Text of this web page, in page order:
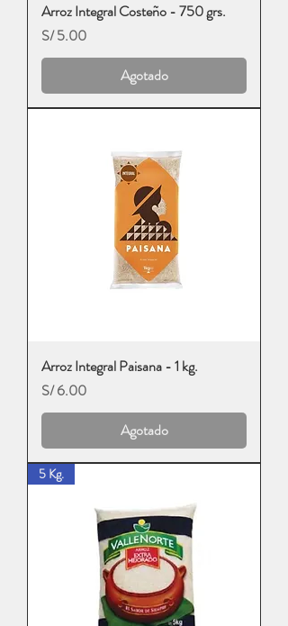
Arroz Integral Costeño - 750 grs.
Precio
S/ 5.00
Agotado
Arroz Integral Paisana - 1 kg.
Precio
S/ 6.00
Agotado
5 Kg.